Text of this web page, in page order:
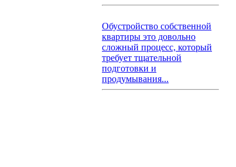
Обустройство собственной
квартиры это довольно
сложный процесс, который
требует тщательной
подготовки и
продумывания...